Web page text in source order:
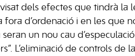
dels efectes que tindrà la
fora d’ordenació i en les que
un nou cau
L’eliminació de controls de